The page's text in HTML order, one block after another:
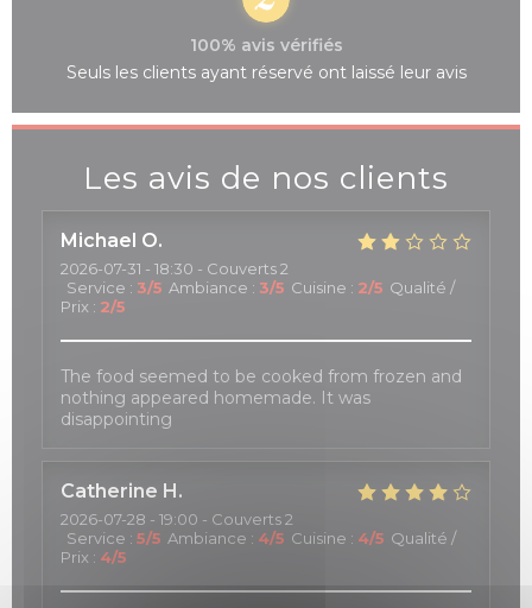
Les avis de nos clients
Michael O
2026-07-31 - 18:30 - Couverts 2
Service : 3/5 Ambiance : 3/5 Cuisine : 2/5 Qualité /
Prix : 2/5
The food seemed to be cooked from frozen and
nothing appeared homemade. It was
disappointing
Catherine H
2026-07-28 - 19:00 - Couverts 2
Service : 5/5 Ambiance : 4/5 Cuisine : 4/5 Qualité /
Prix : 4/5
100% avis vérifiés
Seuls les clients ayant réservé ont laissé leur avis